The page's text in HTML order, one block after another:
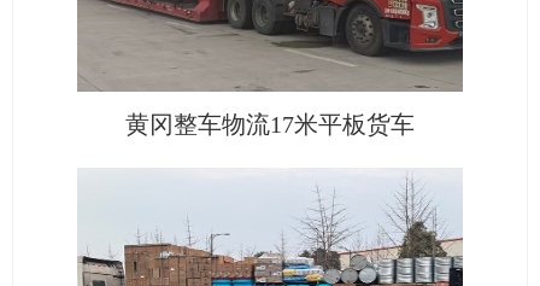
黄冈整车物流17米平板货车